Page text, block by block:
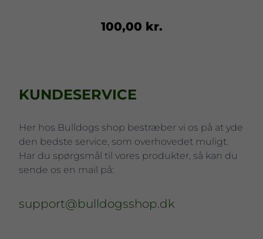
100,00 kr.
KUNDESERVICE
Her hos Bulldogs shop bestræber vi os på at yde
den bedste service, som overhovedet muligt.
Har du spørgsmål til vores produkter, så kan du
sende os en mail på:
support@bulldogsshop.dk